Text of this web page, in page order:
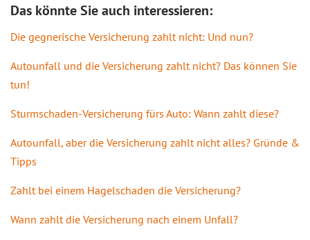
Das könnte Sie auch interessieren:
Die gegnerische Versicherung zahlt nicht: Und nun?
Autounfall und die Versicherung zahlt nicht? Das können Sie
tun!
Sturmschaden-Versicherung fürs Auto: Wann zahlt diese?
Autounfall, aber die Versicherung zahlt nicht alles? Gründe &
Tipps
Zahlt bei einem Hagelschaden die Versicherung?
Wann zahlt die Versicherung nach einem Unfall?